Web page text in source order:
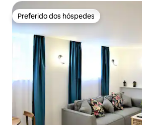
Preferido dos hóspedes
Preferido dos hóspedes